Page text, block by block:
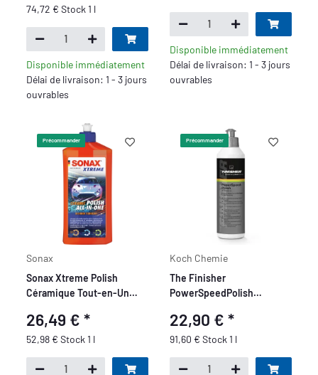
74,72 € Stock 1 l
Disponible immédiatement
Délai de livraison: 1 - 3 jours
ouvrables
Disponible immédiatement
Délai de livraison: 1 - 3 jours
ouvrables
Précommander
Sonax
Sonax Xtreme Polish
Céramique Tout-en-Un
26,49 €*
52,98 € Stock 1 l
Précommander
Koch Chemie
The Finisher
PowerSpeedPolish
22,90 € *
91,60 € Stock 1 l